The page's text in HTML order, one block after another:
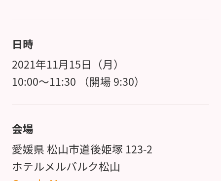
日時
2021年11月15日（月）
10:00～11:30 （開場 9:30）
会場
愛媛県 松山市道後姫塚 123-2
ホテルメルパルク松山